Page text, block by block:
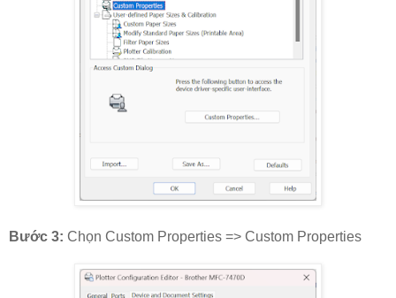
Bước 3: Chọn Custom Properties => Custom Properties